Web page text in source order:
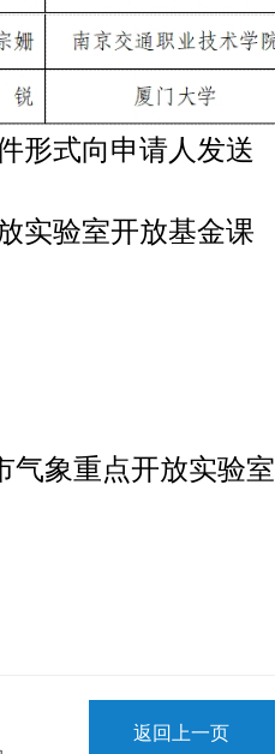
形式向申请人发送
实验室开放基金课
气象重点开放实验室
返回上一页